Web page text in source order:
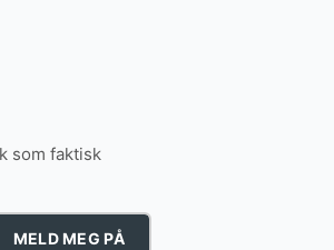
som faktisk
MELD MEG PÅ